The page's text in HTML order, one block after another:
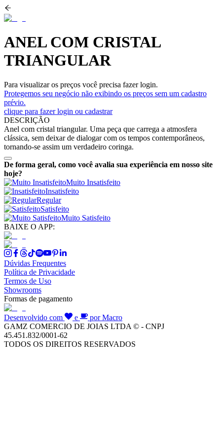
ANEL COM CRISTAL
TRIANGULAR
Para visualizar os preços você precisa fazer login.
Protegemos seu negócio não exibindo os preços sem um cadastro
prévio.
clique para fazer login ou cadastrar
DESCRIÇÃO
Anel com cristal triangular. Uma peça que carrega a atmosfera
clássica, sem deixar de dialogar com os tempos contemporâneos,
tornando-se assim um verdadeiro coringa.
De forma geral, como você avalia sua experiência em nosso site
hoje?
Muito Insatisfeito
Insatisfeito
Regular
Satisfeito
Muito Satisfeito
BAIXE O APP:
Dúvidas Frequentes
Política de Privacidade
Termos de Uso
Showrooms
Formas de pagamento
Desenvolvido com e
por Macro
GAMZ COMERCIO DE JOIAS LTDA © - CNPJ
45.451.832/0001-62
TODOS OS DIREITOS RESERVADOS